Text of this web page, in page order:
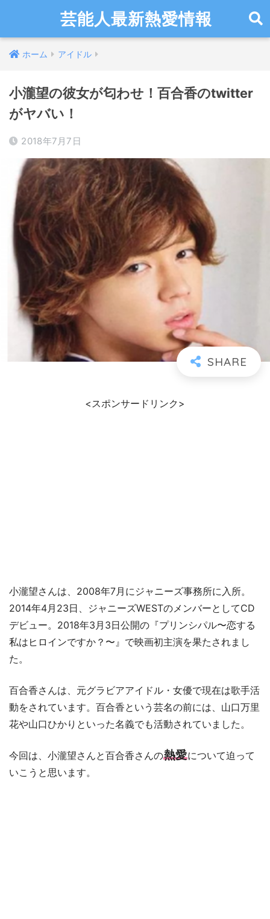
芸能人最新熱愛情報
ホーム アイドル
小瀧望の彼女が匂わせ！百合香のtwitter
がヤバい！
2018年7月7日
<スポンサードリンク>
小瀧望さんは、2008年7月にジャニーズ事務所に入所。
2014年4月23日、ジャニーズWESTのメンバーとしてCD
デビュー。2018年3月3日公開の『プリンシパル〜恋する
私はヒロインですか？〜』で映画初主演を果たされまし
た。
百合香さんは、元グラビアアイドル・女優で現在は歌手活
動をされています。百合香という芸名の前には、山口万里
花や山口ひかりといった名義でも活動されていました。
今回は、小瀧望さんと百合香さんの熱愛について迫って
いこうと思います。